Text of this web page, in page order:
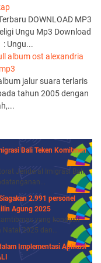
DOWNLOAD MP3
Ungu Mp3 Download
Ungu...
album ost alexandria
jalur suara terlaris
tahun 2005 dengan
Bali Teken Komitmen
Jenderal Imigrasi Bali
2.991 personel
Agung 2025
yang kondusif
Natal 2025 dan...
Implementasi Aplikasi